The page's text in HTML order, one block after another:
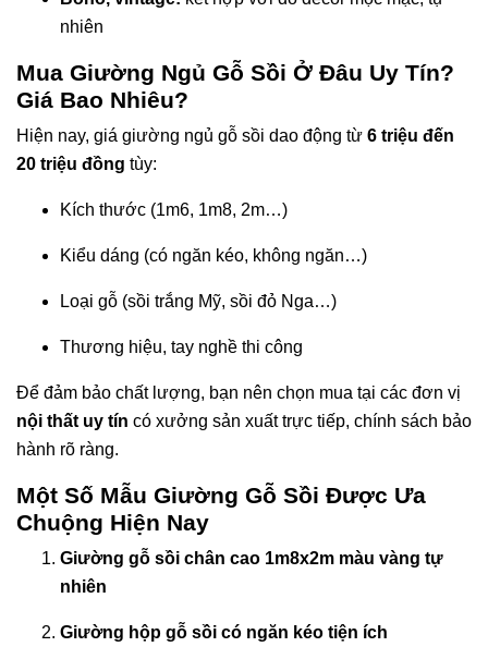
nhiên
Mua Giường Ngủ Gỗ Sồi Ở Đâu Uy Tín?
Giá Bao Nhiêu?
Hiện nay, giá giường ngủ gỗ sồi dao động từ 6 triệu đến
20 triệu đồng tùy:
Kích thước (1m6, 1m8, 2m…)
Kiểu dáng (có ngăn kéo, không ngăn…)
Loại gỗ (sồi trắng Mỹ, sồi đỏ Nga…)
Thương hiệu, tay nghề thi công
Để đảm bảo chất lượng, bạn nên chọn mua tại các đơn vị
nội thất uy tín có xưởng sản xuất trực tiếp, chính sách bảo
hành rõ ràng.
Một Số Mẫu Giường Gỗ Sồi Được Ưa
Chuộng Hiện Nay
Giường gỗ sồi chân cao 1m8x2m màu vàng tự
nhiên
Giường hộp gỗ sồi có ngăn kéo tiện ích